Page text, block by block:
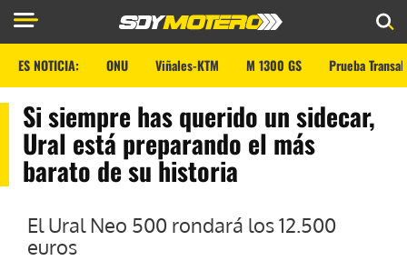
ES NOTICIA: ONU Viñales-KTM M 1300 GS Prueba
Si siempre has querido un sidecar,
Ural está preparando el más
barato de su historia
El Ural Neo 500 rondará los 12.500
euros